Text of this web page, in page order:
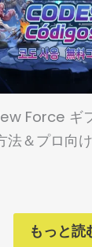
Force ギ
法＆プロ向
もっと読